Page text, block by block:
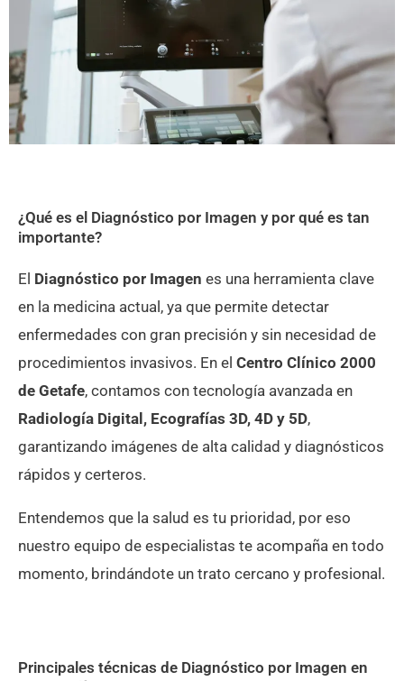
¿Qué es el Diagnóstico por Imagen y por qué es tan
importante?
El Diagnóstico por Imagen es una herramienta clave
en la medicina actual, ya que permite detectar
enfermedades con gran precisión y sin necesidad de
procedimientos invasivos. En el Centro Clínico 2000
de Getafe, contamos con tecnología avanzada en
Radiología Digital, Ecografías 3D, 4D y 5D,
garantizando imágenes de alta calidad y diagnósticos
rápidos y certeros.
Entendemos que la salud es tu prioridad, por eso
nuestro equipo de especialistas te acompaña en todo
momento, brindándote un trato cercano y profesional.
Principales técnicas de Diagnóstico por Imagen en